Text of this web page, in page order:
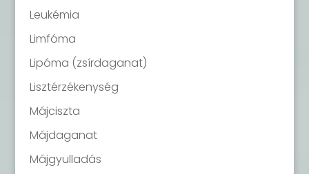
Leukémia
Limfóma
Lipóma (zsírdaganat)
Lisztérzékenység
Májciszta
Májdaganat
Májgyulladás